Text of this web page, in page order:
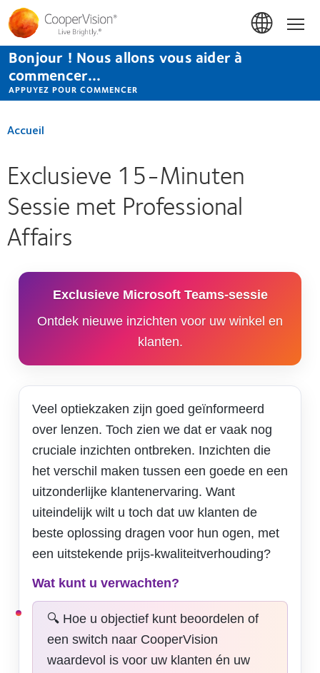
Aller
au
contenu
principal
Bonjour ! Nous allons vous aider à
commencer...
APPUYEZ POUR COMMENCER
Accueil
Exclusieve 15-Minuten
Sessie met Professional
Affairs
Exclusieve Microsoft Teams-sessie
Ontdek nieuwe inzichten voor uw winkel en
klanten.
Veel optiekzaken zijn goed geïnformeerd
over lenzen. Toch zien we dat er vaak nog
cruciale inzichten ontbreken. Inzichten die
het verschil maken tussen een goede en een
uitzonderlijke klantenervaring. Want
uiteindelijk wilt u toch dat uw klanten de
beste oplossing dragen voor hun ogen, met
een uitstekende prijs-kwaliteitverhouding?
Wat kunt u verwachten?
🔍 Hoe u objectief kunt beoordelen of
een switch naar CooperVision
waardevol is voor uw klanten én uw